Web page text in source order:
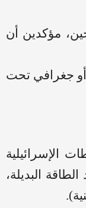
مؤكدين أن
أو جغرافي تحت
الإسرائيلية
البديلة،